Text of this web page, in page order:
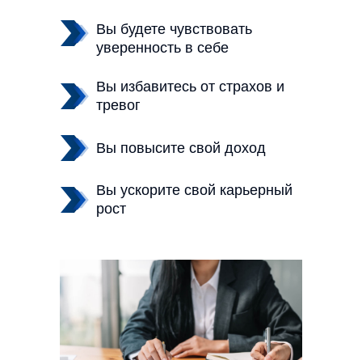
Вы будете чувствовать
уверенность в себе
Вы избавитесь от страхов и
тревог
Вы повысите свой доход
Вы ускорите свой карьерный
рост